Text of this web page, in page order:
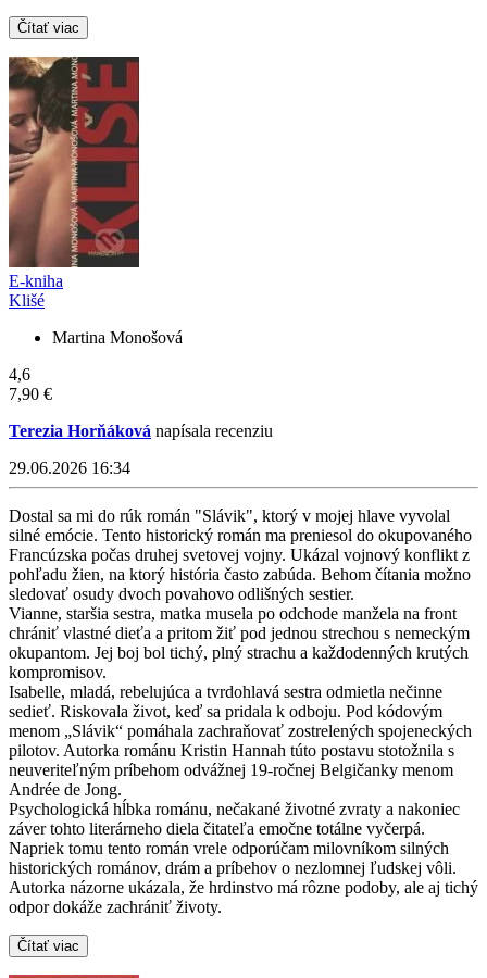
Čítať viac
E-kniha
Klišé
Martina Monošová
4,6
7,90 €
Terezia Horňáková napísala recenziu
29.06.2026 16:34
Dostal sa mi do rúk román "Slávik", ktorý v mojej hlave vyvolal
silné emócie. Tento historický román ma preniesol do okupovaného
Francúzska počas druhej svetovej vojny. Ukázal vojnový konflikt z
pohľadu žien, na ktorý história často zabúda. Behom čítania možno
sledovať osudy dvoch povahovo odlišných sestier.
Vianne, staršia sestra, matka musela po odchode manžela na front
chrániť vlastné dieťa a pritom žiť pod jednou strechou s nemeckým
okupantom. Jej boj bol tichý, plný strachu a každodenných krutých
kompromisov.
Isabelle, mladá, rebelujúca a tvrdohlavá sestra odmietla nečinne
sedieť. Riskovala život, keď sa pridala k odboju. Pod kódovým
menom „Slávik“ pomáhala zachraňovať zostrelených spojeneckých
pilotov. Autorka románu Kristin Hannah túto postavu stotožnila s
neuveriteľným príbehom odvážnej 19-ročnej Belgičanky menom
Andrée de Jong.
Psychologická hĺbka románu, nečakané životné zvraty a nakoniec
záver tohto literárneho diela čitateľa emočne totálne vyčerpá.
Napriek tomu tento román vrele odporúčam milovníkom silných
historických románov, drám a príbehov o nezlomnej ľudskej vôli.
Autorka názorne ukázala, že hrdinstvo má rôzne podoby, ale aj tichý
odpor dokáže zachrániť životy.
Čítať viac